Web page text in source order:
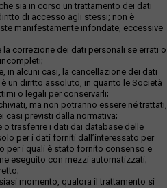
sia in corso un trattamento dei dati
di accesso agli stessi; non è
manifestamente infondate, eccessive
correzione dei dati personali se errati o
in alcuni casi, la cancellazione dei dati
un diritto assoluto, in quanto le Società
o legali per conservarli;
ma non potranno essere né trattati,
casi previsti dalla normativa;
trasferire i dati dai database delle
per i dati forniti dall’interessato per
per i quali è stato fornito consenso e
eseguito con mezzi automatizzati;
momento, qualora il trattamento si